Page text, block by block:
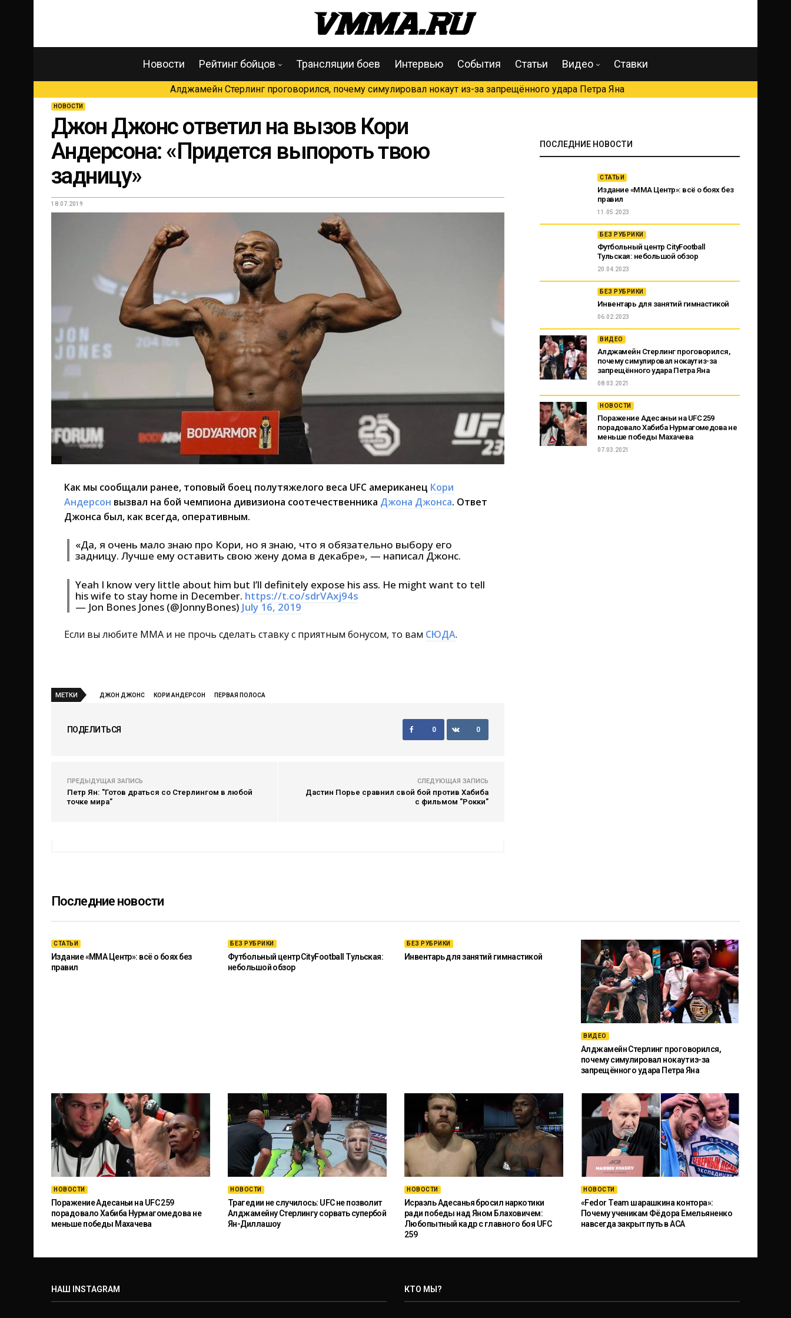
Новости Рейтинг бойцов Трансляции боев Интервью События Статьи Видео Ставки
Алджамейн Стерлинг проговорился, почему симулировал нокаут из-за запрещённого удара Петра Яна
НОВОСТИ
Джон Джонс ответил на вызов Кори
Андерсона: «Придется выпороть твою
задницу»
18.07.2019
Как мы сообщали ранее, топовый боец полутяжелого веса UFC американец Кори
Андерсон вызвал на бой чемпиона дивизиона соотечественника Джона Джонса. Ответ
Джонса был, как всегда, оперативным.
«Да, я очень мало знаю про Кори, но я знаю, что я обязательно выбору его
задницу. Лучше ему оставить свою жену дома в декабре», — написал Джонс.
Yeah I know very little about him but I’ll definitely expose his ass. He might want to tell
his wife to stay home in December. https://t.co/sdrVAxj94s
— Jon Bones Jones (@JonnyBones) July 16, 2019
Если вы любите ММА и не прочь сделать ставку с приятным бонусом, то вам СЮДА.
МЕТКИ ДЖОН ДЖОНС КОРИ АНДЕРСОН ПЕРВАЯ ПОЛОСА
ПОДЕЛИТЬСЯ 0 0
ПРЕДЫДУЩАЯ ЗАПИСЬ
Петр Ян: "Готов драться со Стерлингом в любой
точке мира"
СЛЕДУЮЩАЯ ЗАПИСЬ
Дастин Порье сравнил свой бой против Хабиба
с фильмом "Рокки"
ПОСЛЕДНИЕ НОВОСТИ
СТАТЬИ
Издание «ММА Центр»: всё о боях без
правил
11.05.2023
БЕЗ РУБРИКИ
Футбольный центр CityFootball
Тульская: небольшой обзор
20.04.2023
БЕЗ РУБРИКИ
Инвентарь для занятий гимнастикой
06.02.2023
ВИДЕО
Алджамейн Стерлинг проговорился,
почему симулировал нокаут из-за
запрещённого удара Петра Яна
08.03.2021
НОВОСТИ
Поражение Адесаньи на UFC 259
порадовало Хабиба Нурмагомедова не
меньше победы Махачева
07.03.2021
Последние новости
СТАТЬИ
Издание «ММА Центр»: всё о боях без
правил
БЕЗ РУБРИКИ
Футбольный центр CityFootball Тульская:
небольшой обзор
БЕЗ РУБРИКИ
Инвентарь для занятий гимнастикой
ВИДЕО
Алджамейн Стерлинг проговорился,
почему симулировал нокаут из-за
запрещённого удара Петра Яна
НОВОСТИ
Поражение Адесаньи на UFC 259
порадовало Хабиба Нурмагомедова не
меньше победы Махачева
НОВОСТИ
Трагедии не случилось: UFC не позволит
Алджамейну Стерлингу сорвать супербой
Ян-Диллашоу
НОВОСТИ
Исраэль Адесанья бросил наркотики
ради победы над Яном Блаховичем:
Любопытный кадр с главного боя UFC
259
НОВОСТИ
«Fedor Team шарашкина контора»:
Почему ученикам Фёдора Емельяненко
навсегда закрыт путь в ACA
НАШ INSTAGRAM КТО МЫ?